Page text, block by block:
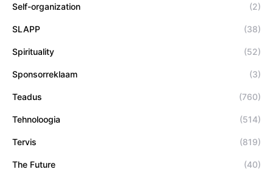
Self-organization (2)
SLAPP (38)
Spirituality (52)
Sponsorreklaam (3)
Teadus (760)
Tehnoloogia (514)
Tervis (819)
The Future (40)